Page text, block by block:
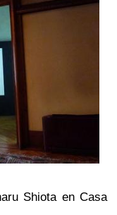
Shiota en Casa